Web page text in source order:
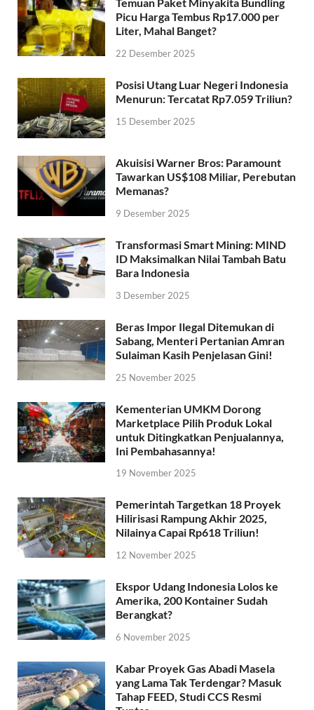
Picu Harga Tembus Rp17.000 per
Liter, Mahal Banget?
22 Desember 2025
Posisi Utang Luar Negeri Indonesia
Menurun: Tercatat Rp7.059 Triliun?
15 Desember 2025
Akuisisi Warner Bros: Paramount
Tawarkan US$108 Miliar, Perebutan
Memanas?
9 Desember 2025
Transformasi Smart Mining: MIND
ID Maksimalkan Nilai Tambah Batu
Bara Indonesia
3 Desember 2025
Beras Impor Ilegal Ditemukan di
Sabang, Menteri Pertanian Amran
Sulaiman Kasih Penjelasan Gini!
25 November 2025
Kementerian UMKM Dorong
Marketplace Pilih Produk Lokal
untuk Ditingkatkan Penjualannya,
Ini Pembahasannya!
19 November 2025
Pemerintah Targetkan 18 Proyek
Hilirisasi Rampung Akhir 2025,
Nilainya Capai Rp618 Triliun!
12 November 2025
Ekspor Udang Indonesia Lolos ke
Amerika, 200 Kontainer Sudah
Berangkat?
6 November 2025
Kabar Proyek Gas Abadi Masela
yang Lama Tak Terdengar? Masuk
Tahap FEED, Studi CCS Resmi